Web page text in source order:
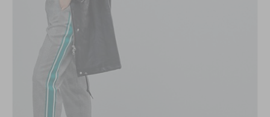
This popup will close in:
FERMER